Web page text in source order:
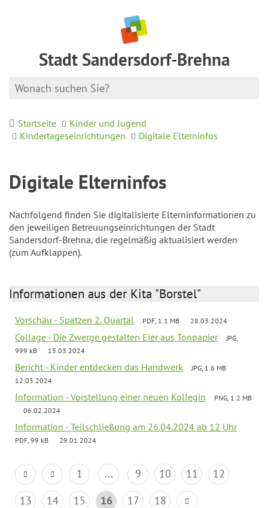
Stadt Sandersdorf-Brehna
Startseite
Kinder und Jugend
Kindertageseinrichtungen
Digitale Elterninfos
Digitale Elterninfos
Nachfolgend finden Sie digitalisierte Elterninformationen zu
den jeweiligen Betreuungseinrichtungen der Stadt
Sandersdorf-Brehna, die regelmäßig aktualisiert werden
(zum Aufklappen).
Informationen aus der Kita "Borstel"
Vorschau - Spatzen 2. Quartal PDF, 1.1 MB 28.03.2024
Collage - Die Zwerge gestalten Eier aus Tonpapier
JPG,
999 kB
15.03.2024
Bericht - Kinder entdecken das Handwerk
JPG, 1.6 MB
12.03.2024
Information - Vorstellung einer neuen Kollegin
PNG, 1.2 MB
06.02.2024
Information - Teilschließung am 26.04.2024 ab 12 Uhr
PDF, 99 kB 29.01.2024
1 ... 9 10 11
12
13
14 15 16 17 18